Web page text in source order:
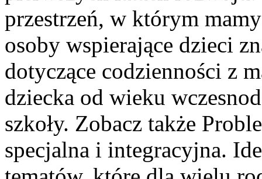
przestrzeń, w którym
osoby wspierające dzieci
dotyczące codzienności z
dziecka od wieku
szkoły. Zobacz także
specjalna i integracyjna.